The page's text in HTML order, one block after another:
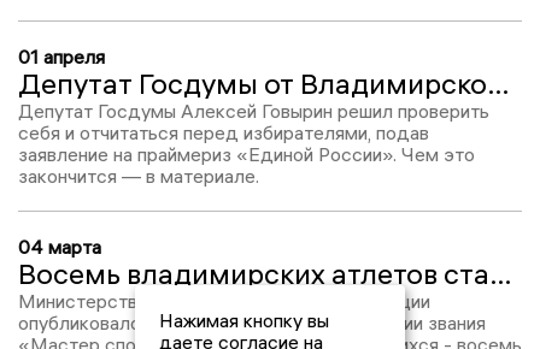
01 апреля
Депутат Госдумы от Владимирской области Говырин подал документы на участие в выборах-2026
Депутат Госдумы Алексей Говырин решил проверить
себя и отчитаться перед избирателями, подав
заявление на праймериз «Единой России». Чем это
закончится — в материале.
04 марта
Восемь владимирских атлетов стали обладателями звания «Мастер спорта России»
Министерство спорта Российской Федерации
опубликовало наградной приказ о присвоении звания
Нажимая кнопку вы
даете согласие на